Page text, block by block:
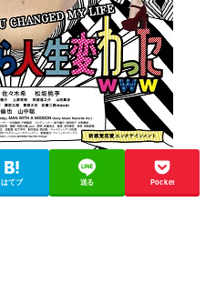
はてブ 送る Pocket